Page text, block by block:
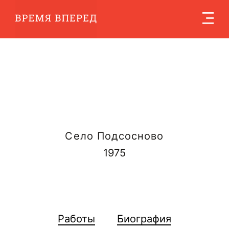
Село Подсосново
1975
Работы Биография